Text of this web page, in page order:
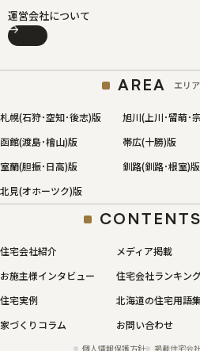
運営会社について
AREA エリ
札幌(石狩･空知･後志)版
旭川(上川･留萌･
函館(渡島･檜山)版
帯広(十勝)版
室蘭(胆振･日高)版
釧路(釧路･根室)版
北見(オホーツク)版
CONTENTS
住宅会社紹介
メディア掲載
お施主様インタビュー
住宅会社ランキン
住宅実例
北海道の住宅用語集
家づくりコラム
お問い合わせ
個人情報保護方針 掲載住宅会